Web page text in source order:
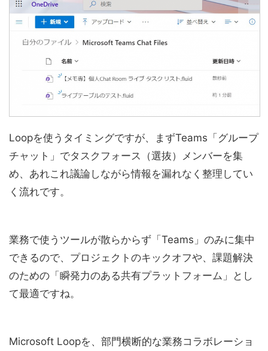
Loopを使うタイミングですが、まずTeams「グループ
チャット」でタスクフォース（選抜）メンバーを集
め、あれこれ議論しながら情報を漏れなく整理してい
く流れです。
業務で使うツールが散らからず「Teams」のみに集中
できるので、プロジェクトのキックオフや、課題解決
のための「瞬発力のある共有プラットフォーム」とし
て最適ですね。
Microsoft Loopを、部門横断的な業務コラボレーショ